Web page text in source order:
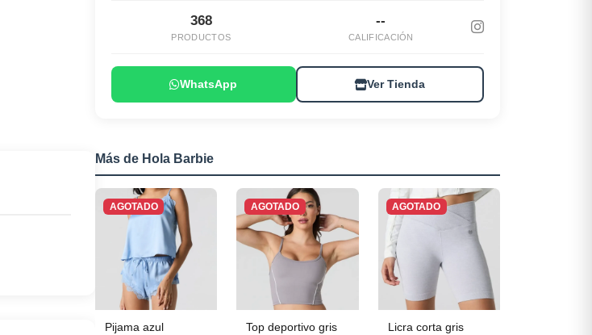
368
PRODUCTOS
--
CALIFICACIÓN
WhatsApp Ver Tienda
Más de Hola Barbie
AGOTADO
Pijama azul
AGOTADO
Top deportivo gris
AGOTADO
Licra corta gris